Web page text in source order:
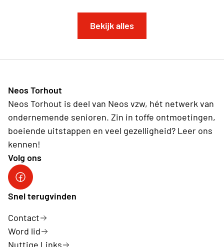
Bekijk alles
Neos Torhout
Neos Torhout is deel van Neos vzw, hét netwerk van
ondernemende senioren. Zin in toffe ontmoetingen,
boeiende uitstappen en veel gezelligheid? Leer ons
kennen!
Volg ons
Neos Facebook
Snel terugvinden
Contact
Word lid
Nuttige Links